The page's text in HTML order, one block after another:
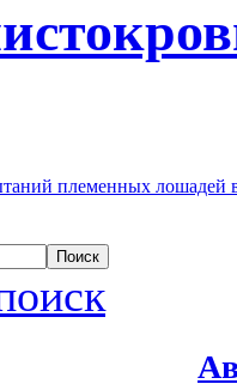
племенных лошадей